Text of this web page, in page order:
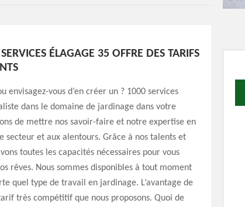
ÉLAGAGE 35 OFFRE DES TARIFS
envisagez-vous d’en créer un ? 1000 services
dans le domaine de jardinage dans votre
de mettre nos savoir-faire et notre expertise en
secteur et aux alentours. Grâce à nos talents et
toutes les capacités nécessaires pour vous
rêves. Nous sommes disponibles à tout moment
quel type de travail en jardinage. L’avantage de
très compétitif que nous proposons. Quoi de